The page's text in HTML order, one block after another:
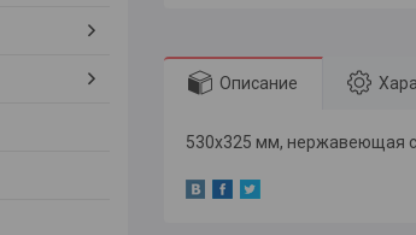
Описание
530x325 мм, нержавеющая